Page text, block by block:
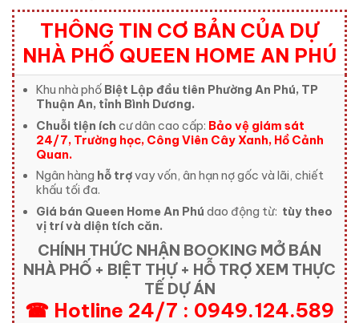
THÔNG TIN CƠ BẢN CỦA DỰ
NHÀ PHỐ QUEEN HOME AN PHÚ
Khu nhà phố Biệt Lập đầu tiên Phường An Phú, TP
Thuận An, tỉnh Bình Dương.
Chuỗi tiện ích cư dân cao cấp: Bảo vệ giám sát
24/7, Trường học, Công Viên Cây Xanh, Hồ Cảnh
Quan.
Ngân hàng hỗ trợvay vốn, ân hạn nợ gốc và lãi, chiết
khấu tối đa.
Giá bán Queen Home An Phú dao động từ: tùy theo
vị trí và diện tích căn.
CHÍNH THỨC NHẬN BOOKING MỞ BÁN
NHÀ PHỐ + BIỆT THỰ + HỖ TRỢ XEM THỰC
TẾ DỰ ÁN
☎ Hotline 24/7 : 0949.124.589